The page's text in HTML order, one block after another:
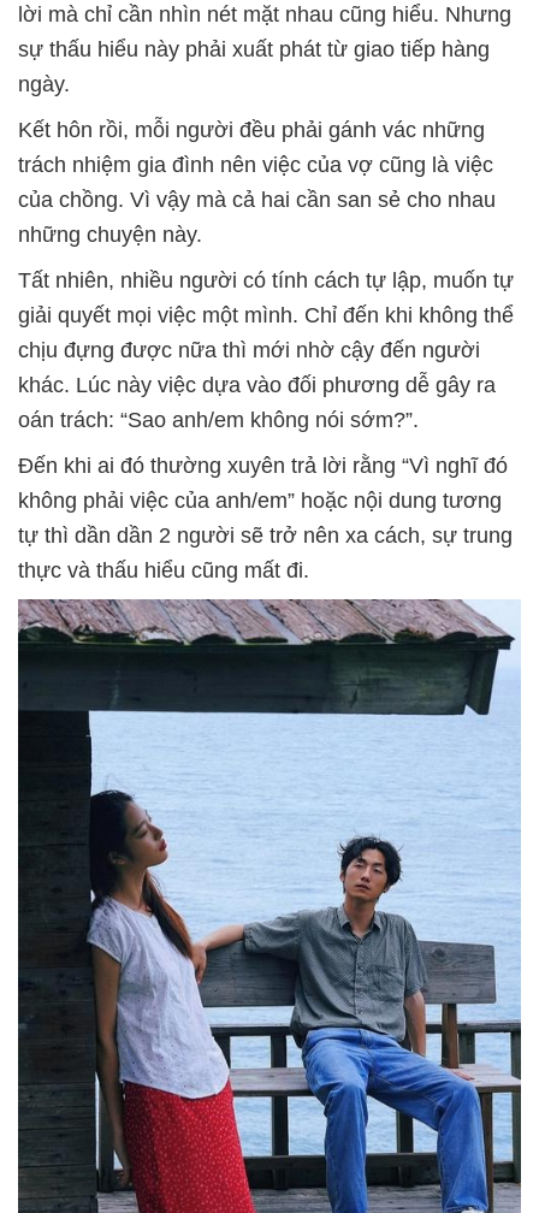
lời mà chỉ cần nhìn nét mặt nhau cũng hiểu. Nhưng
sự thấu hiểu này phải xuất phát từ giao tiếp hàng
ngày.
Kết hôn rồi, mỗi người đều phải gánh vác những
trách nhiệm gia đình nên việc của vợ cũng là việc
của chồng. Vì vậy mà cả hai cần san sẻ cho nhau
những chuyện này.
Tất nhiên, nhiều người có tính cách tự lập, muốn tự
giải quyết mọi việc một mình. Chỉ đến khi không thể
chịu đựng được nữa thì mới nhờ cậy đến người
khác. Lúc này việc dựa vào đối phương dễ gây ra
oán trách: “Sao anh/em không nói sớm?”.
Đến khi ai đó thường xuyên trả lời rằng “Vì nghĩ đó
không phải việc của anh/em” hoặc nội dung tương
tự thì dần dần 2 người sẽ trở nên xa cách, sự trung
thực và thấu hiểu cũng mất đi.